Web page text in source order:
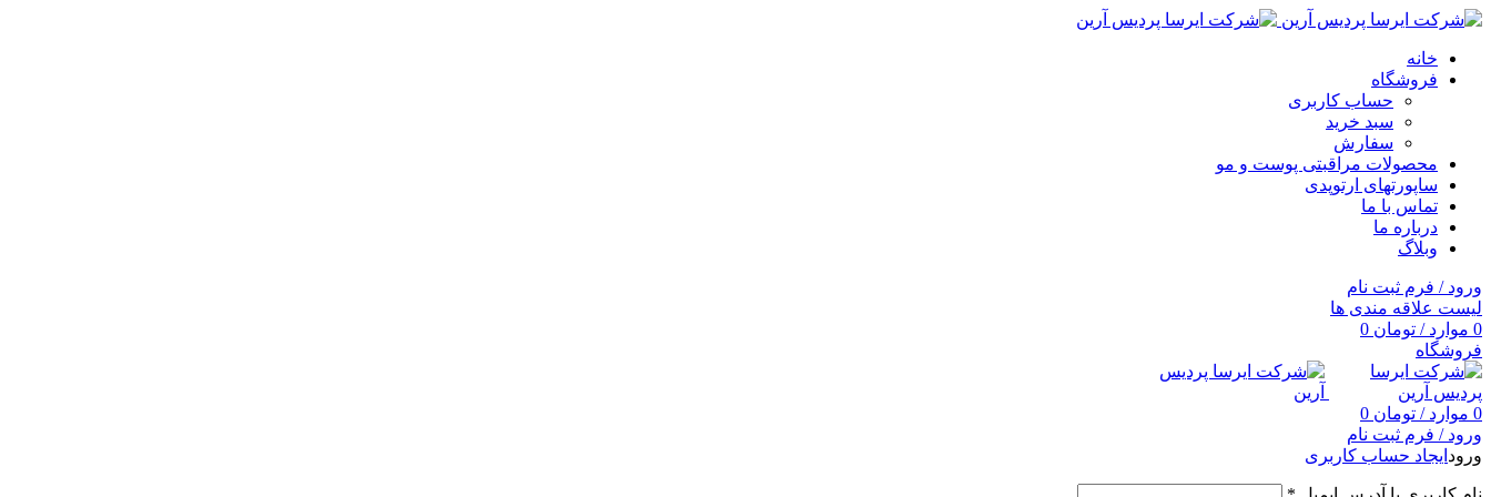
خانه
فروشگاه
حساب کاربری
سبد خرید
سفارش
محصولات مراقبتی پوست و مو
ساپورتهای ارتوپدی
تماس با ما
درباره ما
وبلاگ
ورود / فرم ثبت نام
لیست علاقه مندی ها
0 موارد / تومان
فروشگاه
0 موارد / تومان
ورود / فرم ثبت نام
ورود ایجاد حساب کاربری